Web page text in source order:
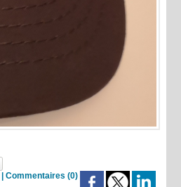
| Commentaires (0)